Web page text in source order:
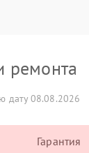
ремонта
дату 08.08.2026
Гарантия